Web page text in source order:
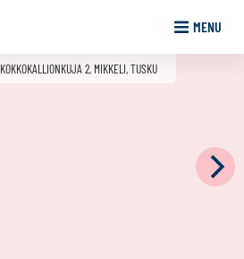
MENU
KOKKOKALLIONKUJA 2, MIKKELI, TUSKU